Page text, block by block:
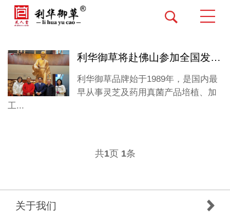
利华御草将赴佛山参加全国发明展
利华御草品牌始于1989年，是国内最
早从事灵芝及药用真菌产品培植、加
工...
共1页 1条
关于我们